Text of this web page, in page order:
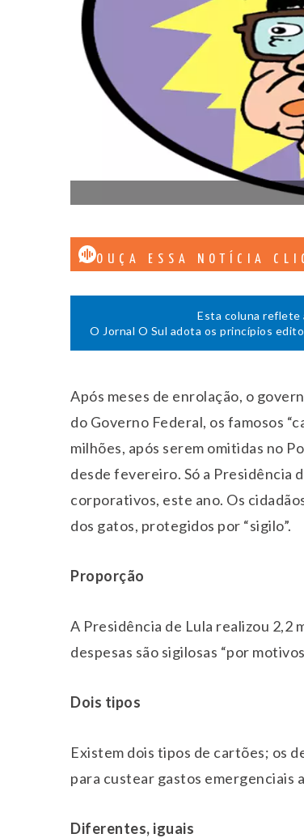
OUÇA ESSA NOTÍCIA
Esta coluna reflete
O Jornal O Sul adota os princípios
Após meses de enrolação, o
do Governo Federal, os famosos
milhões, após serem omitidas no
desde fevereiro. Só a Presidência
corporativos, este ano. Os
dos gatos, protegidos por “sigilo”.
Proporção
A Presidência de Lula realizou 2,2
despesas são sigilosas “por
Dois tipos
Existem dois tipos de cartões; os
para custear gastos emergenciais
Diferentes, iguais